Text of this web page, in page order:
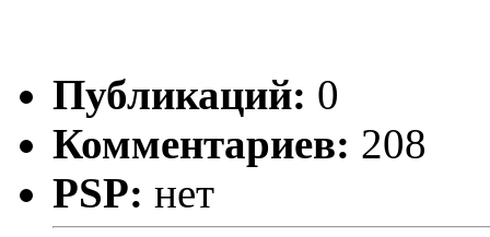
Публикаций: 0
Комментариев: 208
PSP: нет